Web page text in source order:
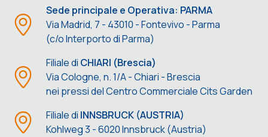
Sede principale e Operativa: PARMA
Via Madrid, 7 - 43010 - Fontevivo - Parma
(c/o Interporto di Parma)
Filiale di CHIARI (Brescia)
Via Cologne, n. 1/A - Chiari - Brescia
nei pressi del Centro Commerciale Cits Garden
Filiale di INNSBRUCK (AUSTRIA)
Kohlweg 3 - 6020 Innsbruck (Austria)